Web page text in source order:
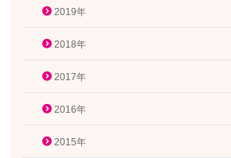
2019年
2018年
2017年
2016年
2015年